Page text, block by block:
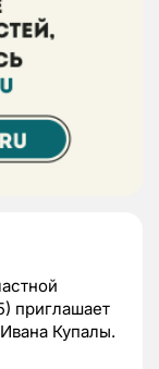
приглашает
Купалы.